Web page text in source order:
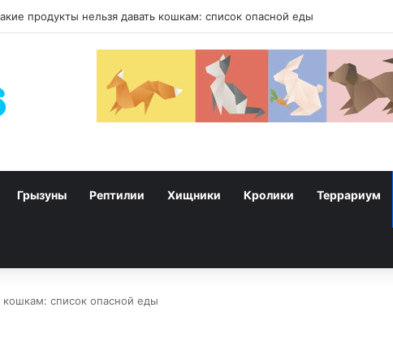
продукты нельзя давать кошкам: список опасной еды
Грызуны Рептилии Хищники Кролики Террариум
кошкам: список опасной еды